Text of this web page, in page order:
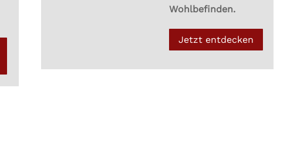
Wohlbefinden.
Jetzt entdecken